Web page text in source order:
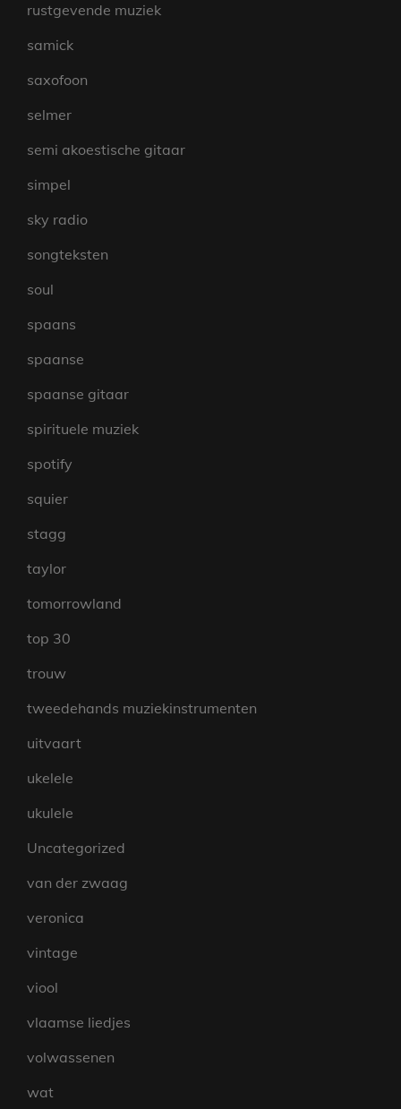
rustgevende muziek
samick
saxofoon
selmer
semi akoestische gitaar
simpel
sky radio
songteksten
soul
spaans
spaanse
spaanse gitaar
spirituele muziek
spotify
squier
stagg
taylor
tomorrowland
top 30
trouw
tweedehands muziekinstrumenten
uitvaart
ukelele
ukulele
Uncategorized
van der zwaag
veronica
vintage
viool
vlaamse liedjes
volwassenen
wat